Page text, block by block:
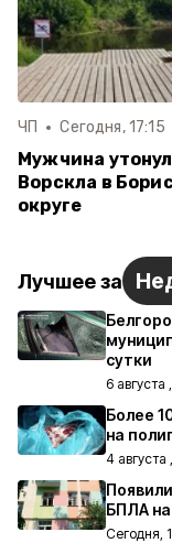
ЧП Сегодня, 17:15
Мужчина
Ворскла в
округе
Лучшее за
сутки
6 августа
Более
на
4 августа
БПЛА на
Сегодня,